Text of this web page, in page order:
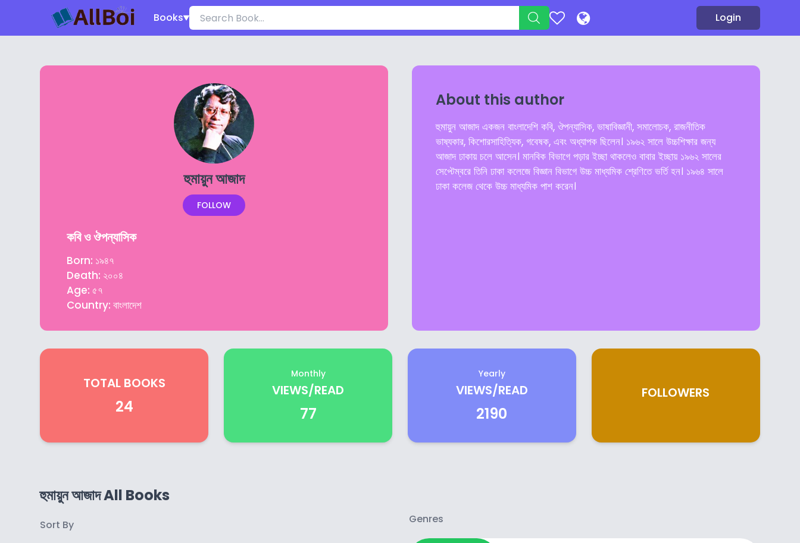
Books Login
হুমায়ুন আজাদ
FOLLOW
কবি ও ঔপন্যাসিক
Born: ১৯৪৭
Death: ২০০৪
Age: ৫৭
Country: বাংলাদেশ
About this author
হুমায়ুন আজাদ একজন বাংলাদেশি কবি, ঔপন্যাসিক, ভাষাবিজ্ঞানী, সমালোচক, রাজনীতিক
ভাষ্যকার, কিশোরসাহিত্যিক, গবেষক, এবং অধ্যাপক ছিলেন। ১৯৬২ সালে উচ্চশিক্ষার জন্য
আজাদ ঢাকায় চলে আসেন। মানবিক বিভাগে পড়ার ইচ্ছা থাকলেও বাবার ইচ্ছায় ১৯৬২ সালের
সেপ্টেম্বরে তিনি ঢাকা কলেজে বিজ্ঞান বিভাগে উচ্চ মাধ্যমিক শ্রেণিতে ভর্তি হন। ১৯৬৪ সালে
ঢাকা কলেজ থেকে উচ্চ মাধ্যমিক পাশ করেন।
TOTAL BOOKS
24
Monthly
VIEWS/READ
77
Yearly
VIEWS/READ
2190
FOLLOWERS
হুমায়ুন আজাদ All Books
Sort By Genres